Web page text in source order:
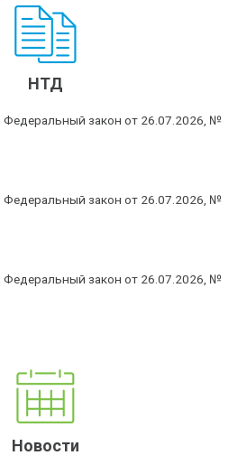
НТД
Федеральный закон от 26.07.2026, №
Федеральный закон от 26.07.2026, №
Федеральный закон от 26.07.2026, №
Новости